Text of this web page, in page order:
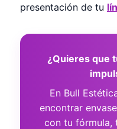
presentación de tu
¿Quieres que
En Bull
encontrar
con tu fórmula,